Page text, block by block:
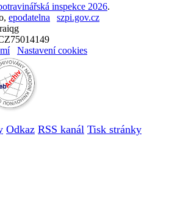
inspekce 2026.
epodatelna
szpi.gov.cz
Nastavení cookies
Odkaz RSS kanál Tisk stránky